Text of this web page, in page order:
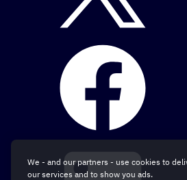
We - and our partners - use cookies to
our services and to show you ads.